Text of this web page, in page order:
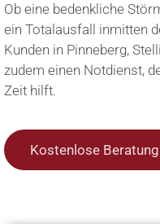
Ob eine bedenkliche
ein Totalausfall inmitten
Kunden in Pinneberg,
zudem einen Notdienst,
Zeit hilft.
Kostenlose